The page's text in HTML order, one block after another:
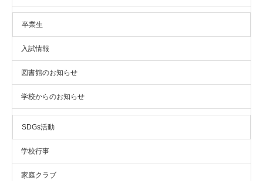
卒業生
入試情報
図書館のお知らせ
学校からのお知らせ
SDGs活動
学校行事
家庭クラブ